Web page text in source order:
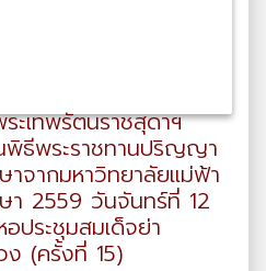
ะเทพรัตนราชสุดาฯ
พิธีพระราชทานปริญญา
าจากมหาวิทยาลัยแม่ฟ้า
า 2559 วันจันทร์ที่ 12
ระชุมสมเด็จย่า
ง (ครั้งที่ 15)